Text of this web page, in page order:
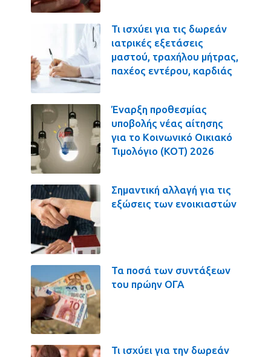
Τι ισχύει για τις δωρεάν
ιατρικές εξετάσεις
μαστού, τραχήλου μήτρας,
παχέος εντέρου, καρδιάς
Έναρξη προθεσμίας
υποβολής νέας αίτησης
για το Κοινωνικό Οικιακό
Τιμολόγιο (ΚΟΤ) 2026
Σημαντική αλλαγή για τις
εξώσεις των ενοικιαστών
Τα ποσά των συντάξεων
του πρώην ΟΓΑ
Τι ισχύει για την δωρεάν